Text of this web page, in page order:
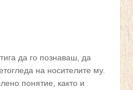
да го познаваш, да
на носителите му.
понятие, както и